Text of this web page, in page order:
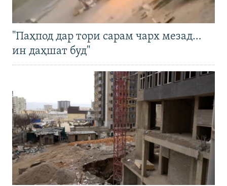
"Паҳпод дар тори сарам чарх мезад…
ин даҳшат буд"